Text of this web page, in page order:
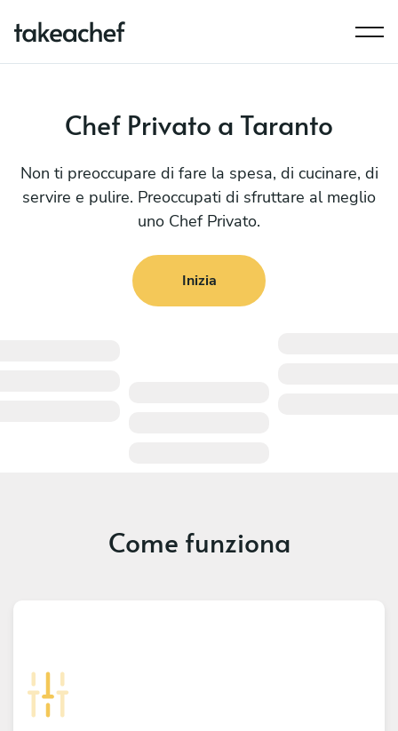
Chef Privato a Taranto
Non ti preoccupare di fare la spesa, di cucinare, di
servire e pulire. Preoccupati di sfruttare al meglio
uno Chef Privato.
Inizia
Come funziona